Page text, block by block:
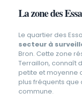
La zone des
Le quartier des
secteur à
Bron. Cette zone
Terraillon, connaît
petite et moyenne
plus fréquents que
commune.